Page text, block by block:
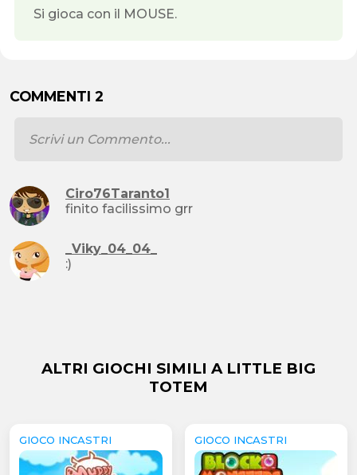
Si gioca con il MOUSE.
COMMENTI 2
Ciro76Taranto1
finito facilissimo grr
_Viky_04_04_
:)
ALTRI GIOCHI SIMILI A LITTLE BIG
TOTEM
GIOCO INCASTRI GIOCO INCASTRI